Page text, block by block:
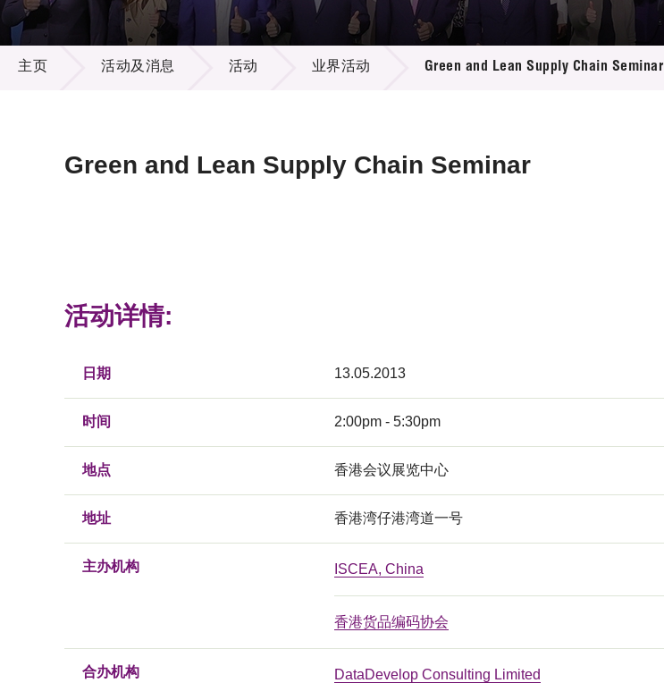
招标通告
征求研发项目计划书
项目资料库
资讯中心
多媒体
出版刊物
活动及消息
主页 活动及消息 活动 业界活动 Green and Lean Supply Chain Seminar
Green and Lean Supply Chain Seminar
活动详情:
日期 13.05.2013
时间 2:00pm - 5:30pm
地点 香港会议展览中心
地址 香港湾仔港湾道一号
主办机构 ISCEA, China
香港货品编码协会
合办机构 DataDevelop Consulting Limited